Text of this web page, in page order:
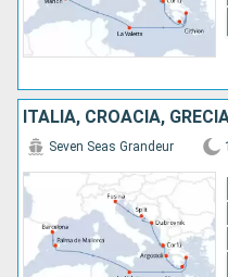
Seven Seas Grandeur